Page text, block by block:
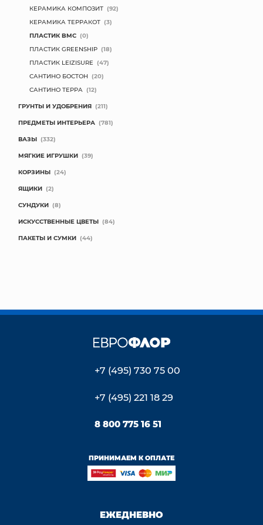
КОНТАКТЫ
КЕРАМИКА КОМПОЗИТ (92)
КЕРАМИКА ТЕРРАКОТ (3)
ПЛАСТИК BMC (0)
ПЛАСТИК GREENSHIP (18)
ПЛАСТИК LEIZISURE (47)
САНТИНО БОСТОН (20)
САНТИНО ТЕРРА (12)
ГРУНТЫ И УДОБРЕНИЯ (211)
ПРЕДМЕТЫ ИНТЕРЬЕРА (781)
ВАЗЫ (332)
МЯГКИЕ ИГРУШКИ (39)
КОРЗИНЫ (24)
ЯЩИКИ (2)
СУНДУКИ (8)
ИСКУССТВЕННЫЕ ЦВЕТЫ (84)
ПАКЕТЫ И СУМКИ (44)
+7 (495) 730 75 00
+7 (495) 221 18 29
8 800 775 16 51
ПРИНИМАЕМ К ОПЛАТЕ
ЕЖЕДНЕВНО